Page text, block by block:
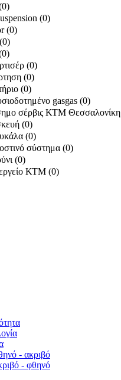
(0)
(0)
(0)
(0)
(0)
(0)
gasgas (0)
σέρβις ΚΤΜ Θεσσαλονίκη
(0)
(0)
σύστημα (0)
(0)
ΚΤΜ (0)
- ακριβό
- φθηνό